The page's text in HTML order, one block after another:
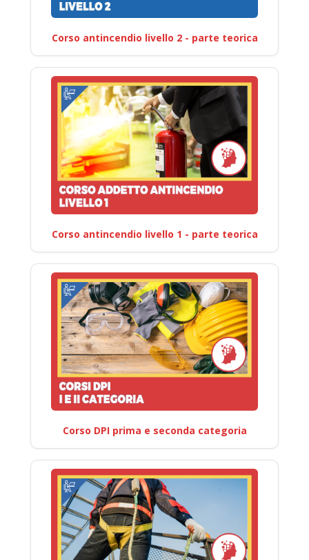
Corso antincendio livello 2 - parte teorica
Corso antincendio livello 1 - parte teorica
Corso DPI prima e seconda categoria